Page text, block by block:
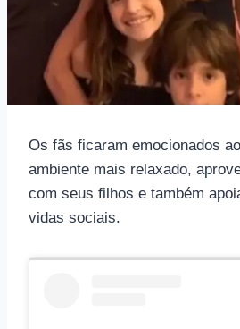
Os fãs ficaram emocionados
ambiente mais relaxado,
com seus filhos e também
vidas sociais.